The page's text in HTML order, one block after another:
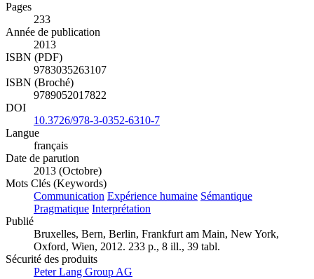
Pages
233
Année de publication
2013
ISBN (PDF)
9783035263107
ISBN (Broché)
9789052017822
DOI
10.3726/978-3-0352-6310-7
Langue
français
Date de parution
2013 (Octobre)
Mots Clés (Keywords)
Communication Expérience humaine Sémantique
Pragmatique Interprétation
Publié
Bruxelles, Bern, Berlin, Frankfurt am Main, New York,
Oxford, Wien, 2012. 233 p., 8 ill., 39 tabl.
Sécurité des produits
Peter Lang Group AG